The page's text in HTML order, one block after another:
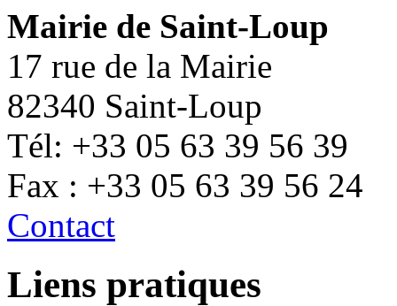
Mairie de Saint-Loup
17 rue de la Mairie
82340 Saint-Loup
Tél: +33 05 63 39 56 39
Fax : +33 05 63 39 56 24
Contact
Liens pratiques